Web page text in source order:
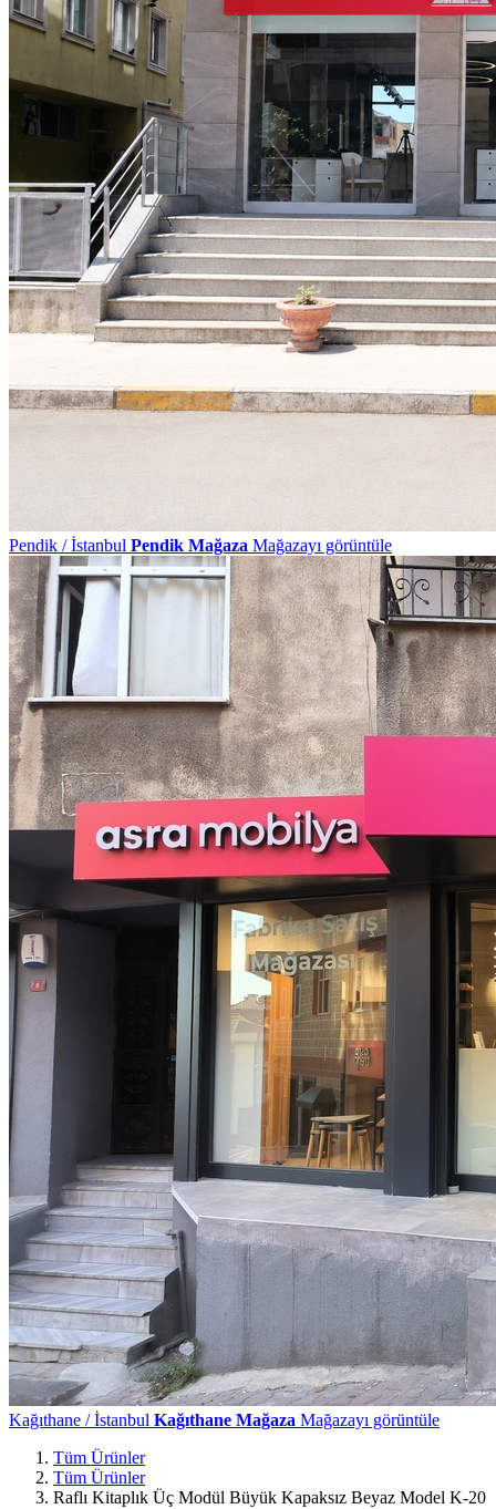
Pendik / İstanbul Pendik Mağaza Mağazayı görüntüle
Kağıthane / İstanbul Kağıthane Mağaza Mağazayı görüntüle
Tüm Ürünler
Tüm Ürünler
Raflı Kitaplık Üç Modül Büyük Kapaksız Beyaz Model K-20